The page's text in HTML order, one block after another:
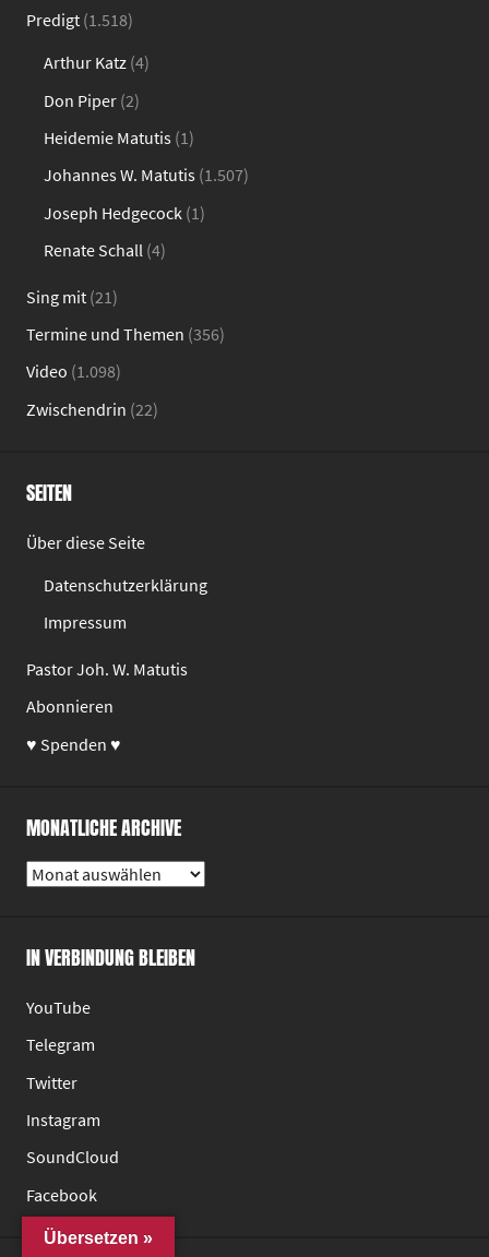
Predigt (1.518)
Arthur Katz (4)
Don Piper (2)
Heidemie Matutis (1)
Johannes W. Matutis (1.507)
Joseph Hedgecock (1)
Renate Schall (4)
Sing mit (21)
Termine und Themen (356)
Video (1.098)
Zwischendrin (22)
SEITEN
Über diese Seite
Datenschutzerklärung
Impressum
Pastor Joh. W. Matutis
Abonnieren
♥ Spenden ♥
MONATLICHE ARCHIVE
Monatliche
IN VERBINDUNG BLEIBEN
YouTube
Telegram
Twitter
Instagram
SoundCloud
Facebook
Übersetzen »